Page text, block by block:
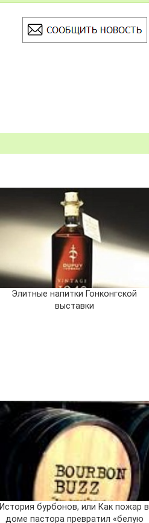
Элитные напитки Гонконгской
выставки
История бурбонов, или Как пожар в
доме пастора превратил «белую